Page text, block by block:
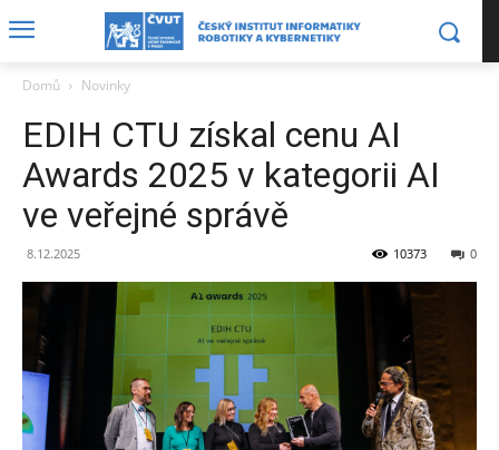
Domů Novinky
EDIH CTU získal cenu AI
Awards 2025 v kategorii AI
ve veřejné správě
8.12.2025 0
10373